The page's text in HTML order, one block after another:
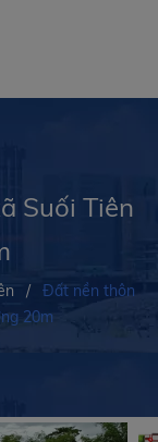
Suối Tiên
/
Đất nền thôn
20m